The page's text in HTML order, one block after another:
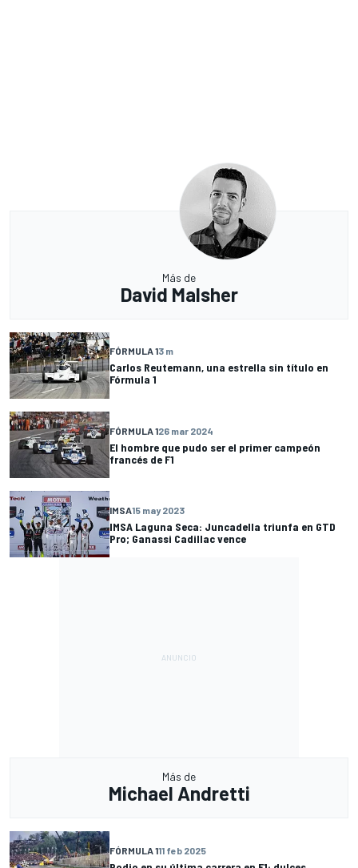
Más de
David Malsher
FÓRMULA 13 m
Carlos Reutemann, una estrella sin título en
Fórmula 1
FÓRMULA 126 mar 2024
El hombre que pudo ser el primer campeón
francés de F1
IMSA15 may 2023
IMSA Laguna Seca: Juncadella triunfa en GTD
Pro; Ganassi Cadillac vence
Más de
Michael Andretti
FÓRMULA 111 feb 2025